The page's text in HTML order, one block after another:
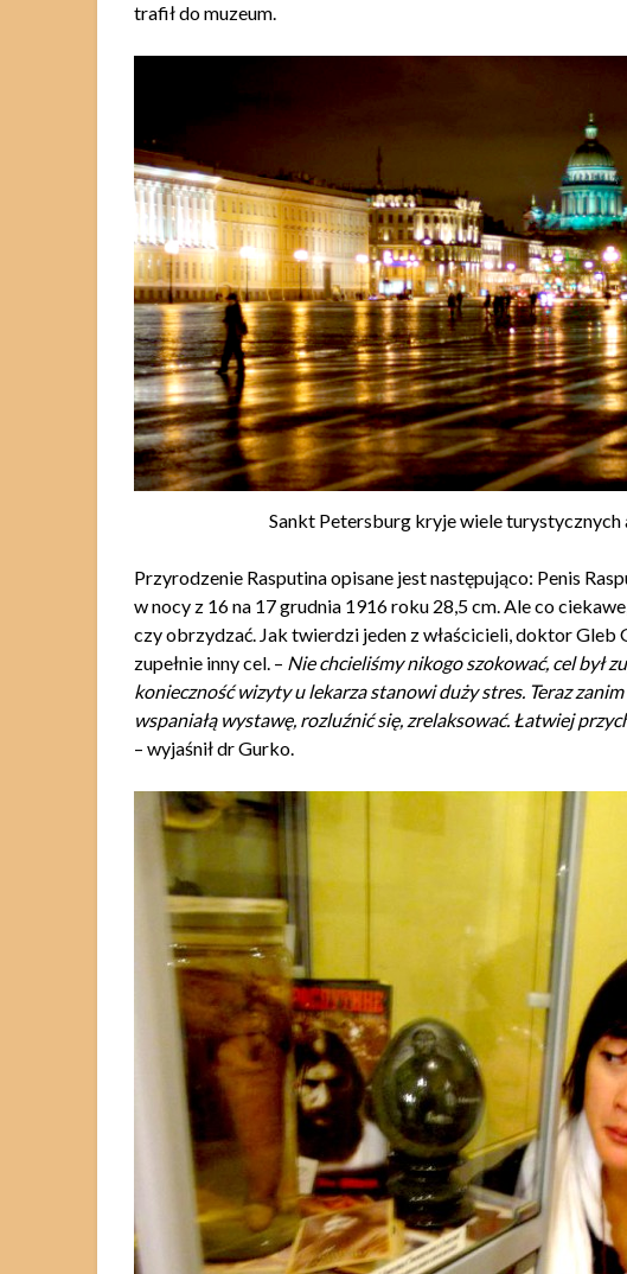
trafił do muzeum.
Sankt Petersburg kryje wiele
Przyrodzenie Rasputina opisane jest następująco: Penis
w nocy z 16 na 17 grudnia 1916 roku 28,5 cm. Ale co
czy obrzydzać. Jak twierdzi jeden z właścicieli, doktor Gleb
zupełnie inny cel. – Nie chcieliśmy nikogo szokować, cel był
konieczność wizyty u lekarza stanowi duży stres. Teraz
wspaniałą wystawę, rozluźnić się, zrelaksować. Łatwiej
– wyjaśnił dr Gurko.